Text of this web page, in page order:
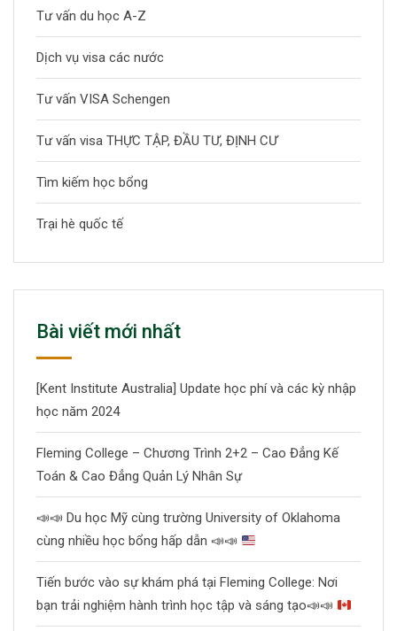
Tư vấn du học A-Z
Dịch vụ visa các nước
Tư vấn VISA Schengen
Tư vấn visa THỰC TẬP, ĐẦU TƯ, ĐỊNH CƯ
Tìm kiếm học bổng
Trại hè quốc tế
Bài viết mới nhất
[Kent Institute Australia] Update học phí và các kỳ nhập
học năm 2024
Fleming College – Chương Trình 2+2 – Cao Đẳng Kế
Toán & Cao Đẳng Quản Lý Nhân Sự
📣📣 Du học Mỹ cùng trường University of Oklahoma
cùng nhiều học bổng hấp dẫn 📣📣
Tiến bước vào sự khám phá tại Fleming College: Nơi
bạn trải nghiệm hành trình học tập và sáng tạo📣📣